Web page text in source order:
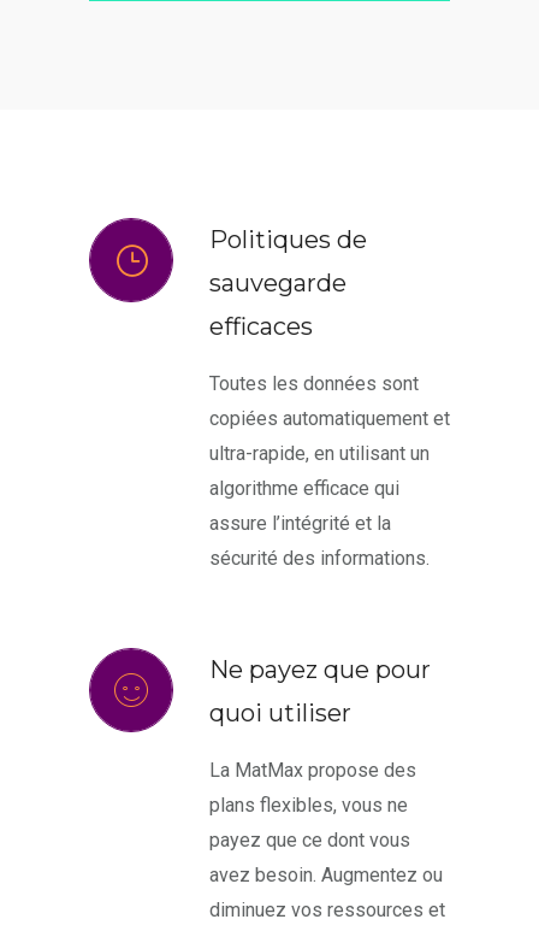
Politiques de
sauvegarde
efficaces
Toutes les données sont
copiées automatiquement et
ultra-rapide, en utilisant un
algorithme efficace qui
assure l’intégrité et la
sécurité des informations.
Ne payez que pour
quoi utiliser
La MatMax propose des
plans flexibles, vous ne
payez que ce dont vous
avez besoin. Augmentez ou
diminuez vos ressources et